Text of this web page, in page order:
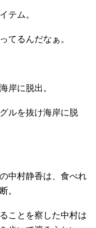
テム。
てるんだなぁ。
岸に脱出。
ルを抜け海岸に脱
中村静香は、食べれ
。
ことを察した中村は